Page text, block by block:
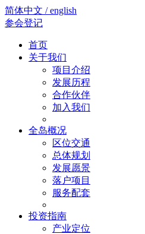
简体中文 / english
参会登记
首页
关于我们
项目介绍
发展历程
合作伙伴
加入我们
全岛概况
区位交通
总体规划
发展愿景
落户项目
服务配套
投资指南
产业定位